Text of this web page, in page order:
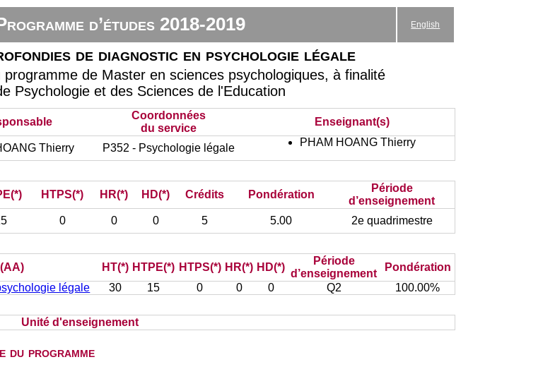
d’études 2018-2019 English
de diagnostic en psychologie légale
programme de Master en sciences psychologiques, à finalité
Psychologie et des Sciences de l'Education
Coordonnées
du service
Enseignant(s)
Thierry P352 - Psychologie légale PHAM HOANG Thierry
HTPS(*) HR(*) HD(*) Crédits Pondération
Période
d’enseignement
0 0 0 5 5.00 2e quadrimestre
HT(*) HTPE(*) HTPS(*) HR(*) HD(*)
Période
d’enseignement
Pondération
légale 30 15 0 0 0 Q2 100.00%
Unité d'enseignement
du programme